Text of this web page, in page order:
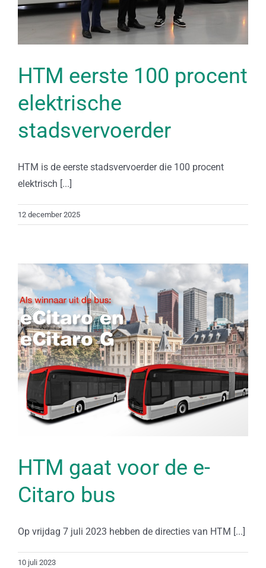
HTM eerste 100 procent
elektrische
stadsvervoerder
HTM is de eerste stadsvervoerder die 100 procent
elektrisch [...]
12 december 2025
HTM gaat voor de e-
Citaro bus
Op vrijdag 7 juli 2023 hebben de directies van HTM [...]
10 juli 2023